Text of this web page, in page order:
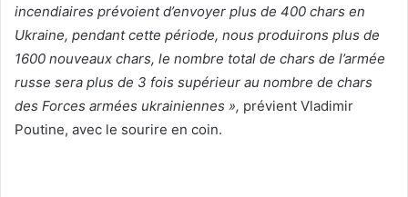
incendiaires prévoient d’envoyer plus de 400 chars en
Ukraine, pendant cette période, nous produirons plus de
1600 nouveaux chars, le nombre total de chars de l’armée
russe sera plus de 3 fois supérieur au nombre de chars
des Forces armées ukrainiennes », prévient Vladimir
Poutine, avec le sourire en coin.